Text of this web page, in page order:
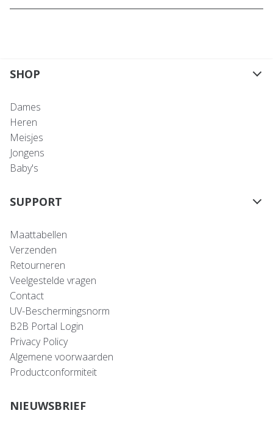
SHOP
Dames
Heren
Meisjes
Jongens
Baby's
SUPPORT
Maattabellen
Verzenden
Retourneren
Veelgestelde vragen
Contact
UV-Beschermingsnorm
B2B Portal Login
Privacy Policy
Algemene voorwaarden
Productconformiteit
NIEUWSBRIEF